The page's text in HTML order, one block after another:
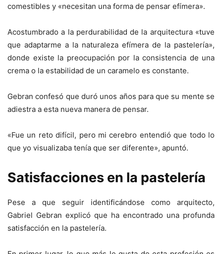
comestibles y «necesitan una forma de pensar efímera».
Acostumbrado a la perdurabilidad de la arquitectura «tuve
que adaptarme a la naturaleza efímera de la pastelería»,
donde existe la preocupación por la consistencia de una
crema o la estabilidad de un caramelo es constante.
Gebran confesó que duró unos años para que su mente se
adiestra a esta nueva manera de pensar.
«Fue un reto difícil, pero mi cerebro entendió que todo lo
que yo visualizaba tenía que ser diferente», apuntó.
Satisfacciones en la pastelería
Pese a que seguir identificándose como arquitecto,
Gabriel Gebran explicó que ha encontrado una profunda
satisfacción en la pastelería.